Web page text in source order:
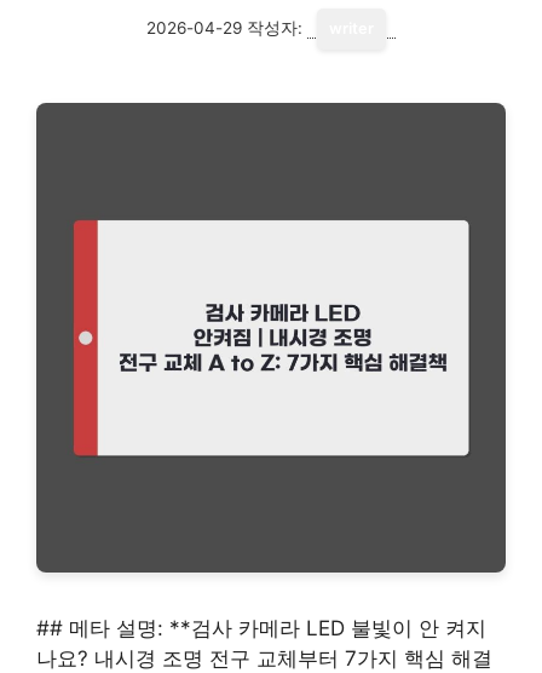
2026-04-29 작성자:
## 메타 설명: **검사 카메라 LED 불빛이 안 켜지
나요? 내시경 조명 전구 교체부터 7가지 핵심 해결